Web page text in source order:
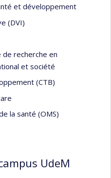
et développement
(DVI)
recherche en
et société
(CTB)
la santé (OMS)
UdeM